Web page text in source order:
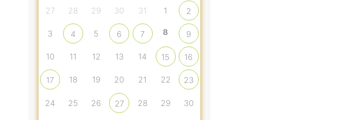
27 28 29 30 31 1 2
3 4 5 6 7 8 9
10 11 12 13 14 15 16
17 18 19 20 21 22 23
24 25 26 27 28 29 30